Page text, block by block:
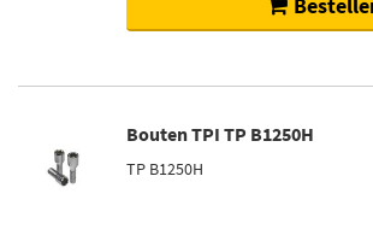
Bouten TPI TP B1250H
TP B1250H